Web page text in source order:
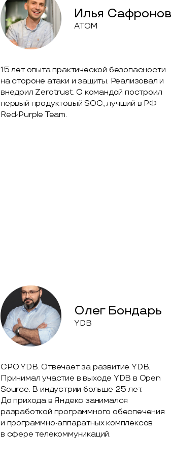
Илья Сафронов
ATOM
15 лет опыта практической безопасности
на стороне атаки и защиты. Реализовал и
внедрил Zerotrust. С командой построил
первый продуктовый SOC, лучший в РФ
Red-Purple Team.
Олег Бондарь
YDB
CPO YDB. Отвечает за развитие YDB.
Принимал участие в выходе YDB в Open
Source. В индустрии больше 25 лет.
До прихода в Яндекс занимался
разработкой программного обеспечения
и программно-аппаратных комплексов
в сфере телекоммуникаций.